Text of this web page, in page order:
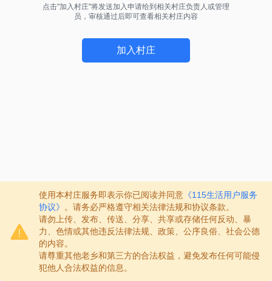
点击"加入村庄"将发送加入申请给到相关村庄负责人或管理
员，审核通过后即可查看相关村庄内容
加入村庄
使用本村庄服务即表示你已阅读并同意 《115生活用户服务
协议》
。请务必严格遵守相关法律法规和协议条款。
请勿上传、发布、传送、分享、共享或存储任何反动、暴
力、色情或其他违反法律法规、政策、公序良俗、社会公德
的内容。
请尊重其他老乡和第三方的合法权益，避免发布任何可能侵
犯他人合法权益的信息。